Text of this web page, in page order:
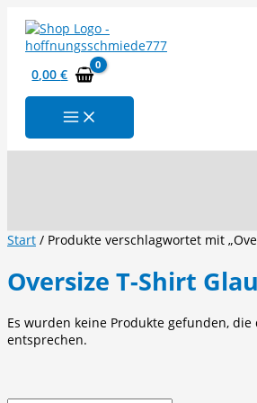
Inhalt
springen
0,00€
Start / Produkte verschlagwortet mit
Oversize T-Shirt
Es wurden keine Produkte gefunden,
entsprechen.